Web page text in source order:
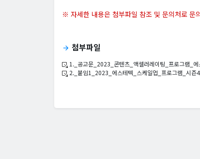
※ 자세한 내용은 첨부파일 참조 및 문의처로 문
arrow_forward 첨부파일
1._공고문_2023_콘텐츠_액셀러레이팅_프로그램_
2._붙임1_2023_에스테텍_스케일업_프로그램_시